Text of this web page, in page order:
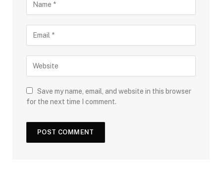
Save my name, email, and website in this browser
for the next time I comment.